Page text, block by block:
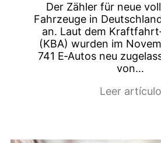
Der Zähler für neue
Fahrzeuge in
an. Laut dem
(KBA) wurden im
741 E‑Autos neu
von…
Leer artículo